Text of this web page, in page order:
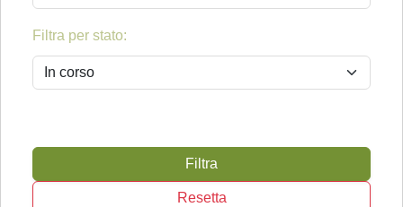
Filtra per stato:
Filtra
Resetta